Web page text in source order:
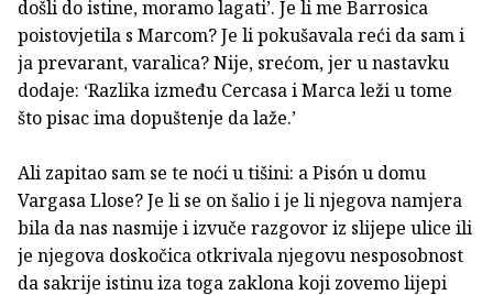
došli do istine, moramo lagati’. Je li me Barrosica
poistovjetila s Marcom? Je li pokušavala reći da sam i
ja prevarant, varalica? Nije, srećom, jer u nastavku
dodaje: ‘Razlika između Cercasa i Marca leži u tome
što pisac ima dopuštenje da laže.’
Ali zapitao sam se te noći u tišini: a Pisón u domu
Vargasa Llose? Je li se on šalio i je li njegova namjera
bila da nas nasmije i izvuče razgovor iz slijepe ulice ili
je njegova doskočica otkrivala njegovu nesposobnost
da sakrije istinu iza toga zaklona koji zovemo lijepi